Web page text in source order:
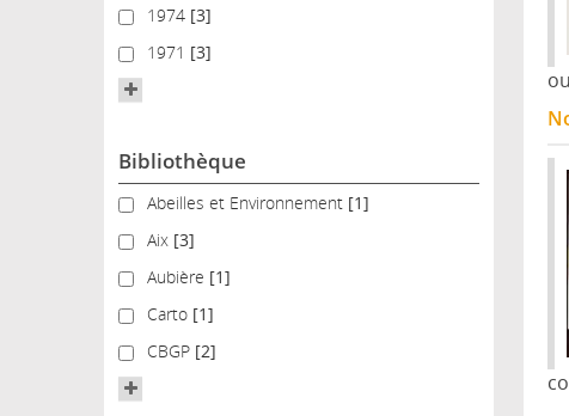
19741974 [3]
19711971 [3]
Bibliothèque
Abeilles et Environnement
Abeilles et Environnement [1]
Aix Aix [3]
AubièreAubière [1]
CartoCarto [1]
CBGPCBGP [2]